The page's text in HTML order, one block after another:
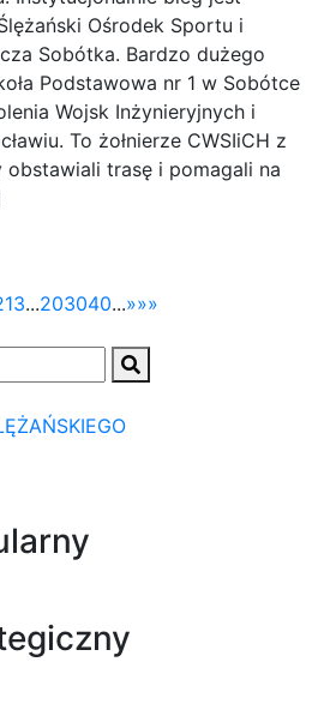
Ośrodek Sportu i
Sobótka. Bardzo dużego
Podstawowa nr 1 w Sobótce
Wojsk Inżynieryjnych i
To żołnierze CWSIiCH z
obstawiali trasę i pomagali na
13...203040...»»»